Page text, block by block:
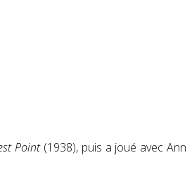
Point(1938), puis a joué avec Ann